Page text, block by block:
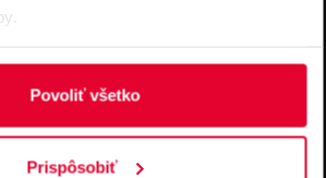
Povoliť všetko
Prispôsobiť
s rámovcovou zmluvou pri
nad 300 € bez DPH
DOPRAVA ZADARMO